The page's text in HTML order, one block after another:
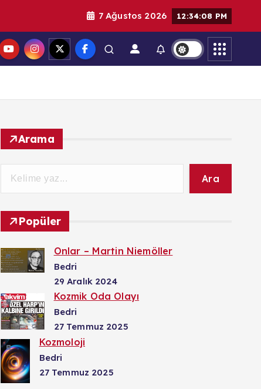
7 Ağustos 2026 12:34:09 PM
Arama
Ara
Popüler
Onlar – Martin Niemöller
Bedri
29 Aralık 2024
Kozmik Oda Olayı
Bedri
27 Temmuz 2025
Kozmoloji
Bedri
27 Temmuz 2025